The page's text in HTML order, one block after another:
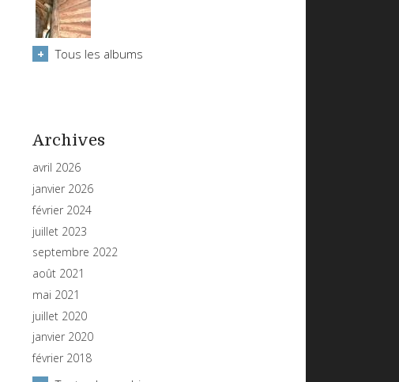
Tous les albums
Archives
avril 2026
janvier 2026
février 2024
juillet 2023
septembre 2022
août 2021
mai 2021
juillet 2020
janvier 2020
février 2018